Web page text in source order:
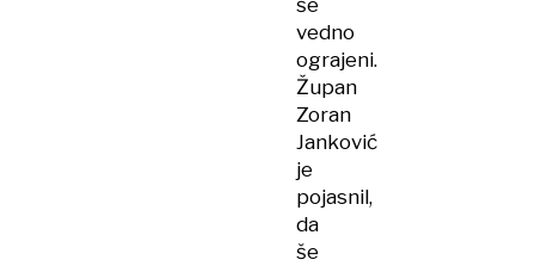
vedno
ograjeni.
Župan
Zoran
Janković
je
pojasnil,
da
še